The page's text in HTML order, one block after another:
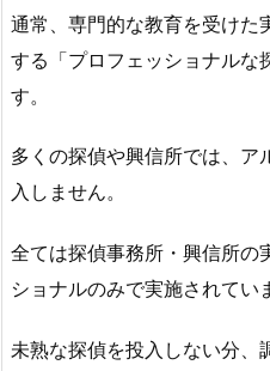
通常、専門的な教育を受けた
する「プロフェッショナルな
す。
多くの探偵や興信所では、ア
入しません。
全ては探偵事務所・興信所の
ショナルのみで実施されてい
未熟な探偵を投入しない分、